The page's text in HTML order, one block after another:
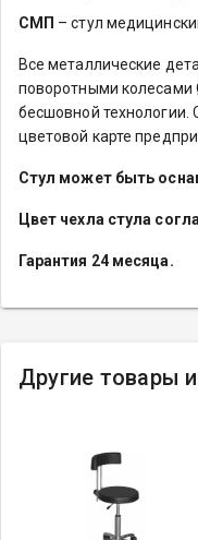
СМП – стул
Все металлические
поворотными колесами
бесшовной технологии.
цветовой карте
Cтул может быть
Цвет чехла стула
Гарантия 24 месяца.
Другие товары